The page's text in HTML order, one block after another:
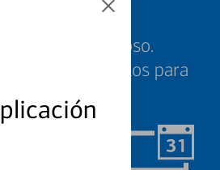
tiempo es valioso.
están listos para
quiera.